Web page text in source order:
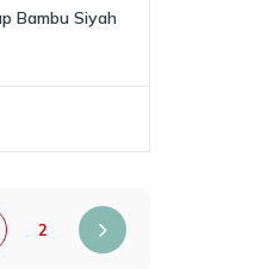
Bambu Siyah
2